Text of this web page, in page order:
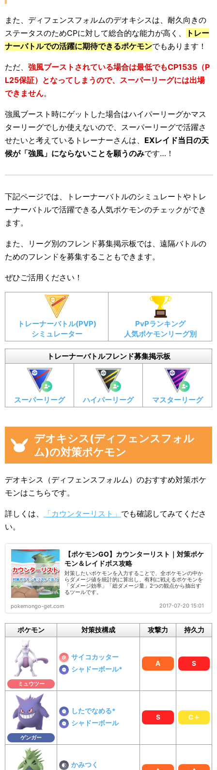
また、ディフェンスフォルムのデオキシスは、耐久向きの
ステータスのためCPに対して総合的な能力が高く、
トレー
ナーバトルでの活躍に期待できるポケモンでもあります！
ただ、 強風ブーストされている場合は最低でもCP1535（P
L25保証）となってしまうので、スーパーリーグには出場
できません。
強風ブースト時にゲットした場合はハイパーリーグかマス
ターリーグでしか使えないので、スーパーリーグで活躍さ
せたいと考えているトレーナーさんは、 EXレイド当日の天
候が「強風」にならないことを願うのみです…！
下記ページでは、トレーナーバトルのシミュレートやトレ
ーナーバトルで活躍できる人気ポケモンのチェックができ
ます。
また、リーグ別のフレンド募集掲示板では、遠隔バトルの
ためのフレンドを募集することもできます。
ぜひご活用ください！
トレーナーバトル(PVP)
シミュレーター
PvPランキング
人気ポケモンリーグ別
トレーナーバトルフレンド募集掲示板
スーパーリーグ ハイパーリーグ マスターリーグ
デオキシス(ディフェンスフォル
ム)の対策ポケモン
デオキシス（ディフェンスフォルム）のおすすめ対策ポケ
モンはこちらです。
詳しくは、 「カウンターリスト」 でも確認してみてくださ
い。
【ポケモンGO】カウンターリスト｜対策ポケ
モン＆レイドボス攻略
対策したいポケモンを入力することで、全ポケモンの中か
らダメージ値を統計的に算出し、有利に戦えるポケモンを
「ダメージ効率」「総ダメージ量」2つの観点から抽出す
るツールです。
pokemongo-get.com 2017-07-20 15:01
ポケモン 対策技構成 攻撃力 持久力
ミュウツー
サイコカッター
シャドーボール*
A S
ゲンガー
したでなめる*
シャドーボール
S C＋
かみつく